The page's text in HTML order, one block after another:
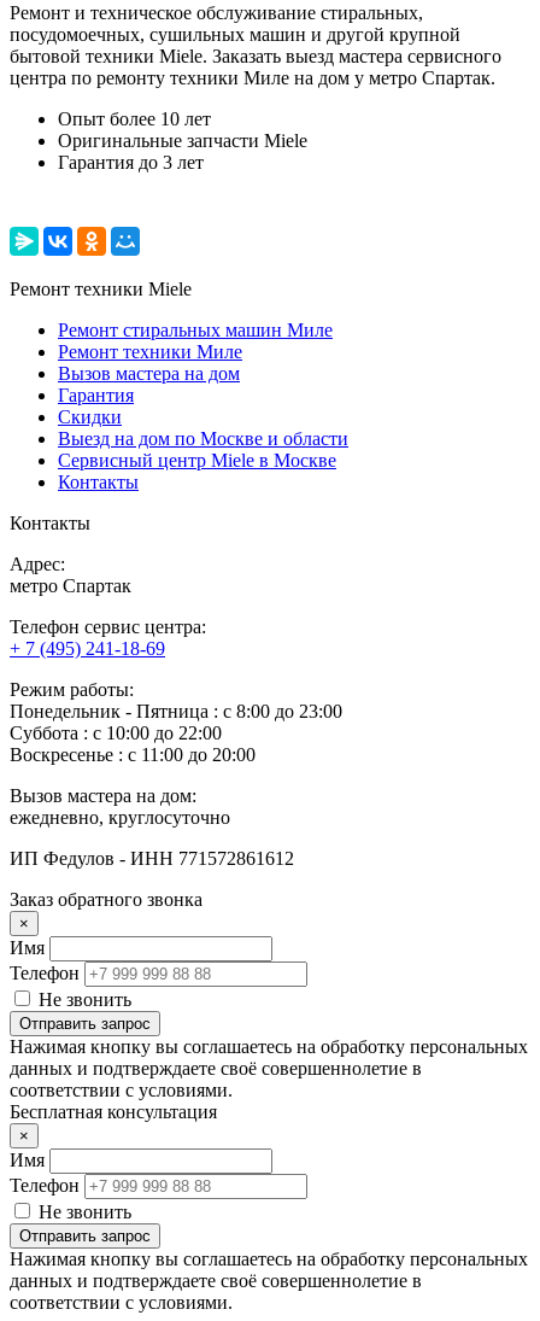
Ремонт и техническое обслуживание стиральных,
посудомоечных, сушильных машин и другой крупной
бытовой техники Miele. Заказать выезд мастера сервисного
центра по ремонту техники Миле на дом у метро Спартак.
Опыт более 10 лет
Оригинальные запчасти Miele
Гарантия до 3 лет
Ремонт техники Miele
Ремонт стиральных машин Миле
Ремонт техники Миле
Вызов мастера на дом
Гарантия
Скидки
Выезд на дом по Москве и области
Сервисный центр Miele в Москве
Контакты
Контакты
Адрес:
метро Спартак
Телефон сервис центра:
+ 7 (495) 241-18-69
Режим работы:
Понедельник ‐ Пятница : с 8:00 до 23:00
Суббота : с 10:00 до 22:00
Воскресенье : с 11:00 до 20:00
Вызов мастера на дом:
ежедневно, круглосуточно
ИП Федулов - ИНН 771572861612
Заказ обратного звонка
×
Имя
Телефон
Не звонить
Отправить запрос
Нажимая кнопку вы соглашаетесь на обработку персональных
данных и подтверждаете своё совершеннолетие в
соответствии с условиями.
Бесплатная консультация
×
Имя
Телефон
Не звонить
Отправить запрос
Нажимая кнопку вы соглашаетесь на обработку персональных
данных и подтверждаете своё совершеннолетие в
соответствии с условиями.